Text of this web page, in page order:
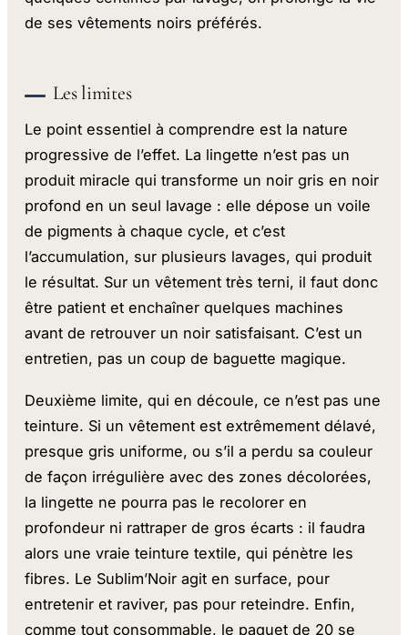
de ses vêtements noirs préférés.
Les limites
Le point essentiel à comprendre est la nature
progressive de l’effet. La lingette n’est pas un
produit miracle qui transforme un noir gris en noir
profond en un seul lavage : elle dépose un voile
de pigments à chaque cycle, et c’est
l’accumulation, sur plusieurs lavages, qui produit
le résultat. Sur un vêtement très terni, il faut donc
être patient et enchaîner quelques machines
avant de retrouver un noir satisfaisant. C’est un
entretien, pas un coup de baguette magique.
Deuxième limite, qui en découle, ce n’est pas une
teinture. Si un vêtement est extrêmement délavé,
presque gris uniforme, ou s’il a perdu sa couleur
de façon irrégulière avec des zones décolorées,
la lingette ne pourra pas le recolorer en
profondeur ni rattraper de gros écarts : il faudra
alors une vraie teinture textile, qui pénètre les
fibres. Le Sublim’Noir agit en surface, pour
entretenir et raviver, pas pour reteindre. Enfin,
comme tout consommable, le paquet de 20 se